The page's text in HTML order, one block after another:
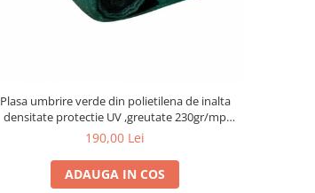
Plasa umbrire verde din polietilena de inalta
densitate protectie UV ,greutate 230gr/mp
,latime 1,5 m,lungime 20 m
190,00 Lei
ADAUGA IN COS